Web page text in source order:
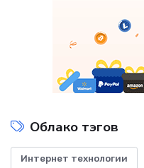
Облако тэгов
Интернет технологии